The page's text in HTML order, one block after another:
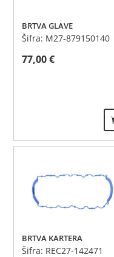
BRTVA GLAVE
Šifra: M27-879150140
77,00€
BRTVA KARTERA
Šifra: REC27-142471